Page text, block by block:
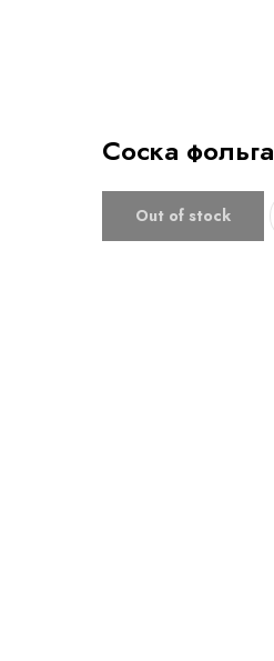
Соска фольга
Out of stock